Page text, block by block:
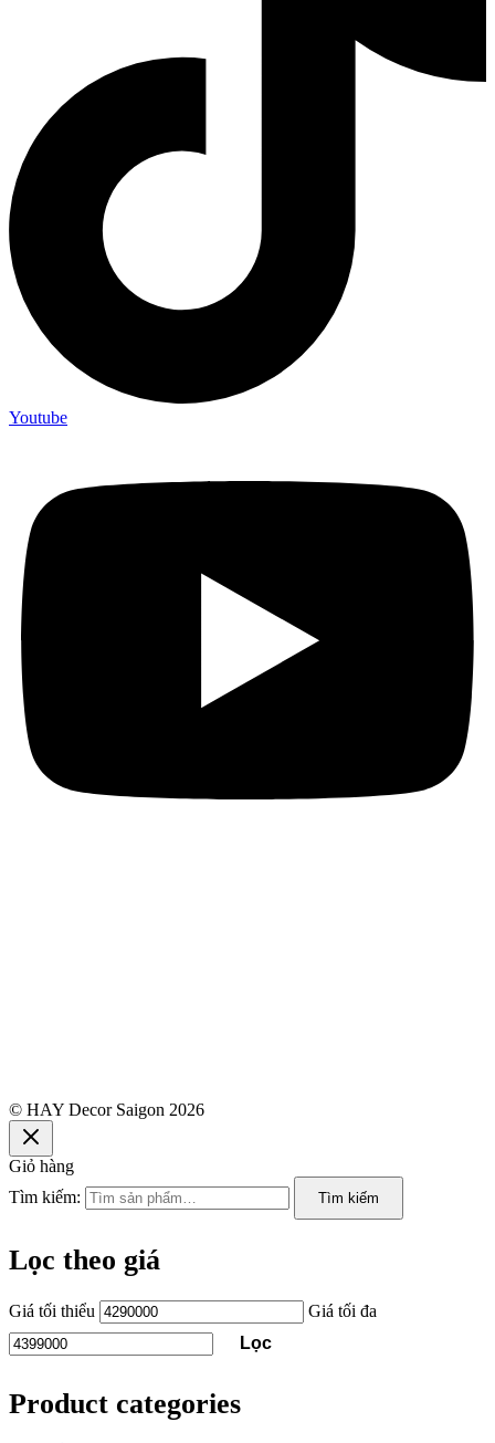
Youtube
© HAY Decor Saigon 2026
Giỏ hàng
Tìm kiếm:
Tìm kiếm
Lọc theo giá
Giá tối thiểu
Giá tối đa
Lọc
Product categories